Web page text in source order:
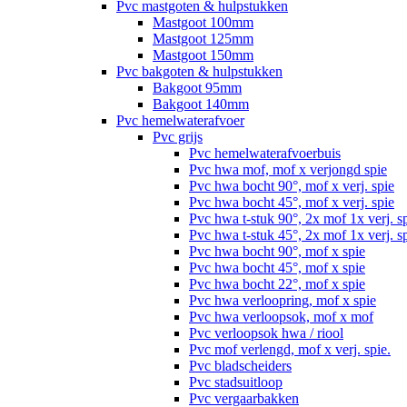
Pvc mastgoten & hulpstukken
Mastgoot 100mm
Mastgoot 125mm
Mastgoot 150mm
Pvc bakgoten & hulpstukken
Bakgoot 95mm
Bakgoot 140mm
Pvc hemelwaterafvoer
Pvc grijs
Pvc hemelwaterafvoerbuis
Pvc hwa mof, mof x verjongd spie
Pvc hwa bocht 90°, mof x verj. spie
Pvc hwa bocht 45°, mof x verj. spie
Pvc hwa t-stuk 90°, 2x mof 1x verj.
Pvc hwa t-stuk 45°, 2x mof 1x verj.
Pvc hwa bocht 90°, mof x spie
Pvc hwa bocht 45°, mof x spie
Pvc hwa bocht 22°, mof x spie
Pvc hwa verloopring, mof x spie
Pvc hwa verloopsok, mof x mof
Pvc verloopsok hwa / riool
Pvc mof verlengd, mof x verj. spie.
Pvc bladscheiders
Pvc stadsuitloop
Pvc vergaarbakken